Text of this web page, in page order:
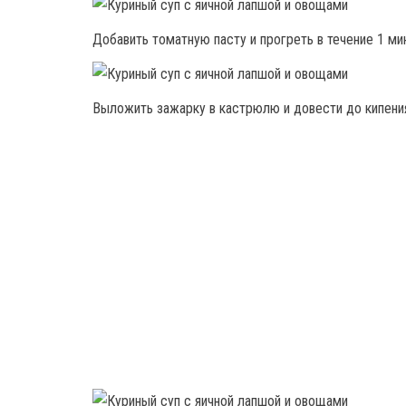
Добавить томатную пасту и прогреть в течение 1
Выложить зажарку в кастрюлю и довести до